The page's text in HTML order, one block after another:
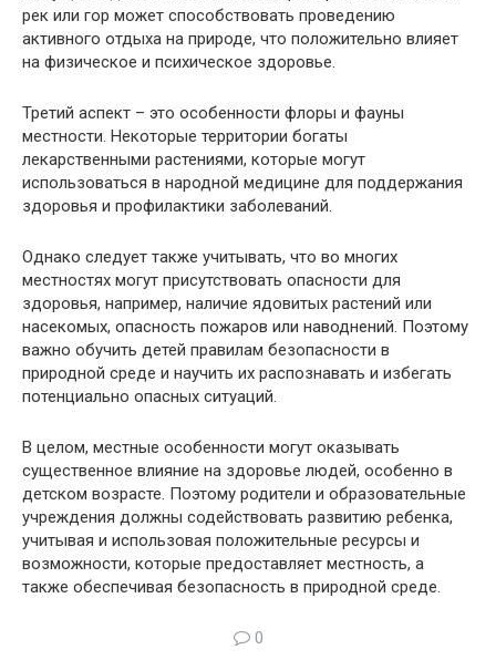
рек или гор может способствовать проведению
активного отдыха на природе, что положительно влияет
на физическое и психическое здоровье.
Третий аспект – это особенности флоры и фауны
местности. Некоторые территории богаты
лекарственными растениями, которые могут
использоваться в народной медицине для поддержания
здоровья и профилактики заболеваний.
Однако следует также учитывать, что во многих
местностях могут присутствовать опасности для
здоровья, например, наличие ядовитых растений или
насекомых, опасность пожаров или наводнений. Поэтому
важно обучить детей правилам безопасности в
природной среде и научить их распознавать и избегать
потенциально опасных ситуаций.
В целом, местные особенности могут оказывать
существенное влияние на здоровье людей, особенно в
детском возрасте. Поэтому родители и образовательные
учреждения должны содействовать развитию ребенка,
учитывая и использовая положительные ресурсы и
возможности, которые предоставляет местность, а
также обеспечивая безопасность в природной среде.
0